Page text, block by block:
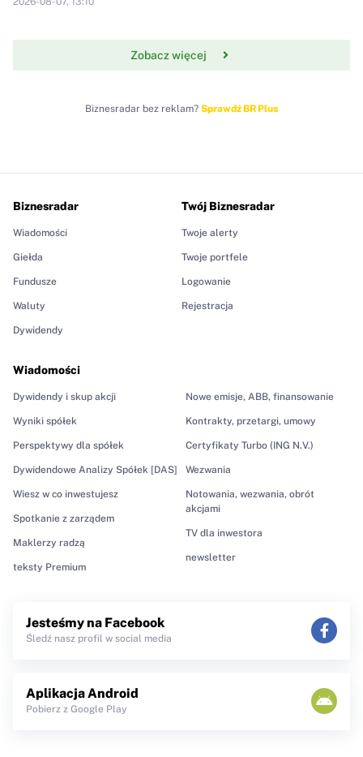
Zobacz więcej
Biznesradar bez reklam? Sprawdź BR Plus
Biznesradar
Wiadomości
Giełda
Fundusze
Waluty
Dywidendy
Wiadomości
Dywidendy i skup akcji
Wyniki spółek
Perspektywy dla spółek
Dywidendowe Analizy Spółek [DAS]
Wiesz w co inwestujesz
Spotkanie z zarządem
Maklerzy radzą
teksty Premium
Nowe emisje, ABB, finansowanie
Kontrakty, przetargi, umowy
Certyfikaty Turbo (ING N.V.)
Wezwania
Notowania, wezwania, obrót
akcjami
TV dla inwestora
newsletter
Twój Biznesradar
Twoje alerty
Twoje portfele
Logowanie
Rejestracja
Jesteśmy na Facebook
Śledź nasz profil w social media
Aplikacja Android
Pobierz z Google Play